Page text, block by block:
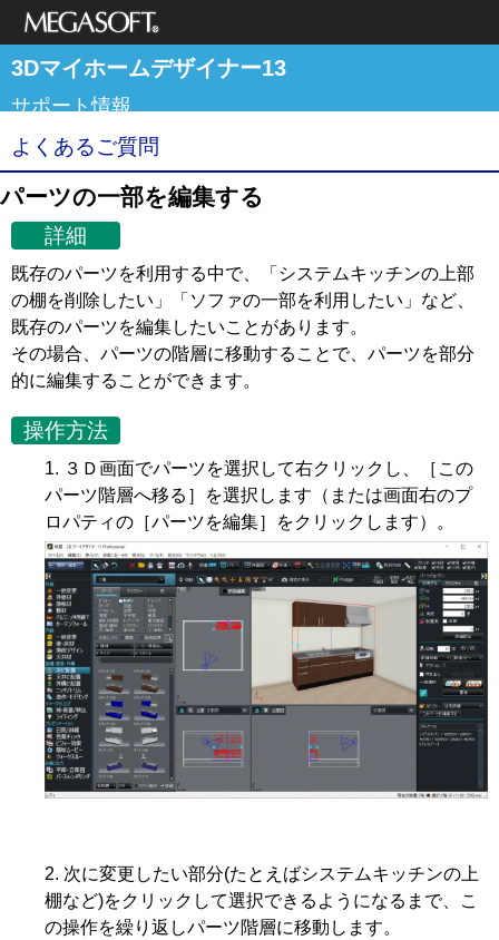
メガソフト株式
会社
3Dマイホームデザイナー13
サポート情報
よくあるご質問
パーツの一部を編集する
詳細
既存のパーツを利用する中で、「システムキッチンの上部
の棚を削除したい」「ソファの一部を利用したい」など、
既存のパーツを編集したいことがあります。
その場合、パーツの階層に移動することで、パーツを部分
的に編集することができます。
操作方法
３Ｄ画面でパーツを選択して右クリックし、［この
パーツ階層へ移る］を選択します（または画面右のプ
ロパティの［パーツを編集］をクリックします）。
次に変更したい部分(たとえばシステムキッチンの上
棚など)をクリックして選択できるようになるまで、こ
の操作を繰り返しパーツ階層に移動します。